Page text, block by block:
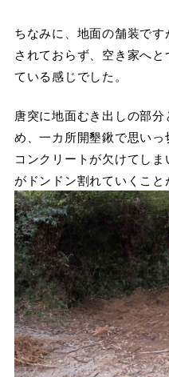
ちなみに、地面の舗装で
されておらず、空き家へ
ている感じでした。
唐突に地面むき出しの部
め、一カ所開墾鍬で思いっ
コンクリートが欠けてし
がドンドン割れていくこ